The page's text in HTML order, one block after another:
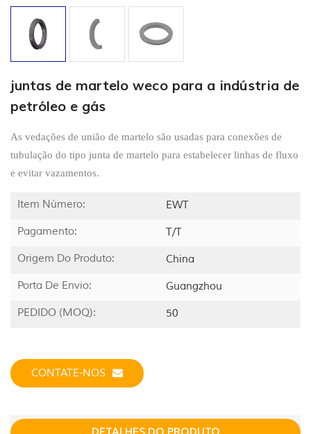
juntas de martelo weco para a indústria de
petróleo e gás
As vedações de união de martelo são usadas para conexões de
tubulação do tipo junta de martelo para estabelecer linhas de fluxo
e evitar vazamentos.
Item Número:
EWT
Pagamento:
T/T
Origem Do Produto:
China
Porta De Envio:
Guangzhou
PEDIDO (MOQ):
50
CONTATE-NOS